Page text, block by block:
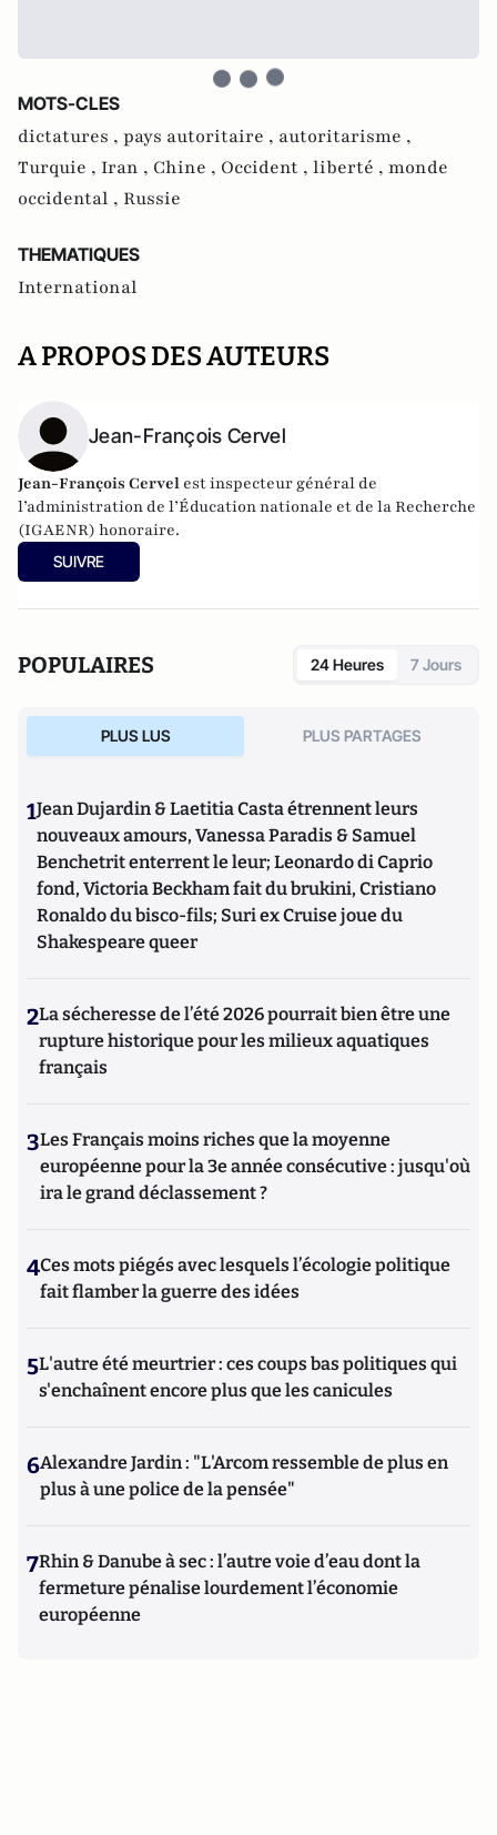
MOTS-CLES
dictatures , pays autoritaire , autoritarisme ,
Turquie , Iran , Chine , Occident , liberté , monde
occidental , Russie
THEMATIQUES
International
A PROPOS DES AUTEURS
Jean-François Cervel
Jean-François Cervel est inspecteur général de
l’administration de l’Éducation nationale et de la Recherche
(IGAENR) honoraire.
SUIVRE
POPULAIRES 24 Heures 7 Jours
PLUS LUS PLUS PARTAGES
1Jean Dujardin & Laetitia Casta étrennent leurs
nouveaux amours, Vanessa Paradis & Samuel
Benchetrit enterrent le leur; Leonardo di Caprio
fond, Victoria Beckham fait du brukini, Cristiano
Ronaldo du bisco-fils; Suri ex Cruise joue du
Shakespeare queer
2La sécheresse de l’été 2026 pourrait bien être une
rupture historique pour les milieux aquatiques
français
3Les Français moins riches que la moyenne
européenne pour la 3e année consécutive : jusqu'où
ira le grand déclassement ?
4Ces mots piégés avec lesquels l’écologie politique
fait flamber la guerre des idées
5L'autre été meurtrier : ces coups bas politiques qui
s'enchaînent encore plus que les canicules
6Alexandre Jardin : "L'Arcom ressemble de plus en
plus à une police de la pensée"
7Rhin & Danube à sec : l’autre voie d’eau dont la
fermeture pénalise lourdement l’économie
européenne